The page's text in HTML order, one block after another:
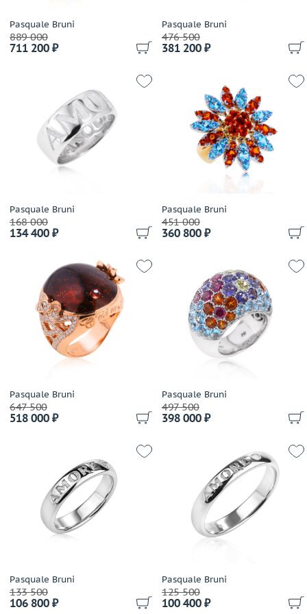
Effepi Gioielli
Emmeti
Enigma
F. B. Gioielli
Favero
Felice
Feraud
Frey Wille
Garavelli
Gavello
Genuine Miracle
German Kabirski
Giampiero Fiorini
Gianni Lazzaro
Gilan
Giloro
Giorgio Visconti
H.Stern
Harpo's
Hartmanns
Hoorsenbuhs
Jewellery Theatre
Kayaly
Pasquale Bruni
889 000
711 200 ₽
Pasquale Bruni
476 500
381 200 ₽
Pasquale Bruni
168 000
134 400 ₽
Pasquale Bruni
451 000
360 800 ₽
Pasquale Bruni
647 500
518 000 ₽
Pasquale Bruni
497 500
398 000 ₽
Pasquale Bruni
133 500
106 800 ₽
Pasquale Bruni
125 500
100 400 ₽